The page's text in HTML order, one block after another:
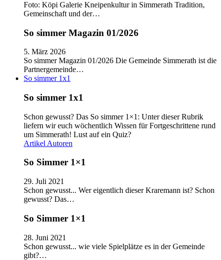
Foto: Köpi Galerie Kneipenkultur in Simmerath Tradition,
Gemeinschaft und der…
So simmer Magazin 01/2026
5. März 2026
So simmer Magazin 01/2026 Die Gemeinde Simmerath ist die
Partnergemeinde…
So simmer 1x1
So simmer 1x1
Schon gewusst? Das So simmer 1×1: Unter dieser Rubrik
liefern wir euch wöchentlich Wissen für Fortgeschrittene rund
um Simmerath! Lust auf ein Quiz?
Artikel Autoren
So Simmer 1×1
29. Juli 2021
Schon gewusst... Wer eigentlich dieser Kraremann ist? Schon
gewusst? Das…
So Simmer 1×1
28. Juni 2021
Schon gewusst... wie viele Spielplätze es in der Gemeinde
gibt?…